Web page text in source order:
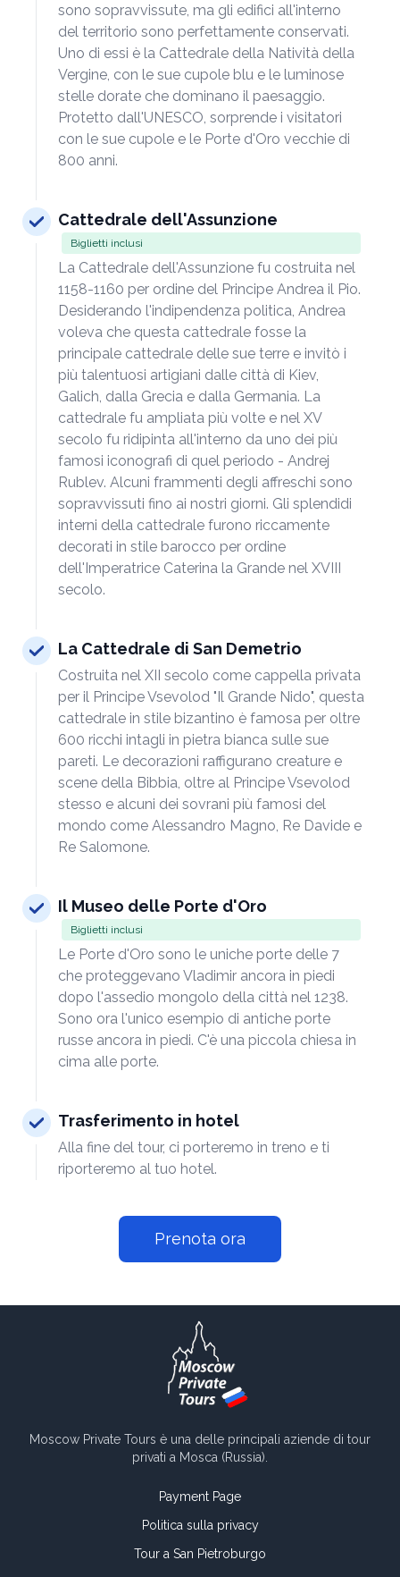
sono sopravvissute, ma gli edifici all'interno
del territorio sono perfettamente conservati.
Uno di essi è la Cattedrale della Natività della
Vergine, con le sue cupole blu e le luminose
stelle dorate che dominano il paesaggio.
Protetto dall'UNESCO, sorprende i visitatori
con le sue cupole e le Porte d'Oro vecchie di
800 anni.
Cattedrale dell'Assunzione
Biglietti inclusi
La Cattedrale dell'Assunzione fu costruita nel
1158-1160 per ordine del Principe Andrea il Pio.
Desiderando l'indipendenza politica, Andrea
voleva che questa cattedrale fosse la
principale cattedrale delle sue terre e invitò i
più talentuosi artigiani dalle città di Kiev,
Galich, dalla Grecia e dalla Germania. La
cattedrale fu ampliata più volte e nel XV
secolo fu ridipinta all'interno da uno dei più
famosi iconografi di quel periodo - Andrej
Rublev. Alcuni frammenti degli affreschi sono
sopravvissuti fino ai nostri giorni. Gli splendidi
interni della cattedrale furono riccamente
decorati in stile barocco per ordine
dell'Imperatrice Caterina la Grande nel XVIII
secolo.
La Cattedrale di San Demetrio
Costruita nel XII secolo come cappella privata
per il Principe Vsevolod "Il Grande Nido", questa
cattedrale in stile bizantino è famosa per oltre
600 ricchi intagli in pietra bianca sulle sue
pareti. Le decorazioni raffigurano creature e
scene della Bibbia, oltre al Principe Vsevolod
stesso e alcuni dei sovrani più famosi del
mondo come Alessandro Magno, Re Davide e
Re Salomone.
Il Museo delle Porte d'Oro
Biglietti inclusi
Le Porte d'Oro sono le uniche porte delle 7
che proteggevano Vladimir ancora in piedi
dopo l'assedio mongolo della città nel 1238.
Sono ora l'unico esempio di antiche porte
russe ancora in piedi. C'è una piccola chiesa in
cima alle porte.
Trasferimento in hotel
Alla fine del tour, ci porteremo in treno e ti
riporteremo al tuo hotel.
Prenota ora
Moscow Private Tours è una delle principali aziende di tour
privati a Mosca (Russia).
Payment Page
Politica sulla privacy
Tour a San Pietroburgo